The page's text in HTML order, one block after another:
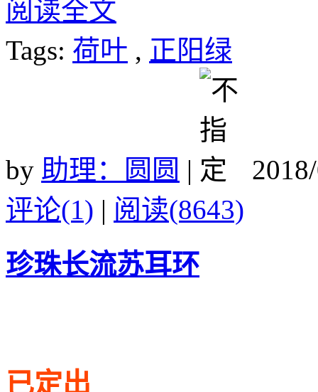
阅读全文
Tags: 荷叶 , 正阳绿
by 助理：圆圆 |
评论(1) | 阅读(8643)
珍珠长流苏耳环
已定出